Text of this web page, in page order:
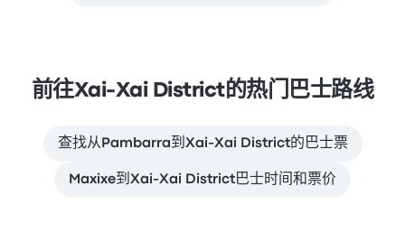
前往Xai-Xai District的热门巴士路线
查找从Pambarra到Xai-Xai District的巴士票
Maxixe到Xai-Xai District巴士时间和票价